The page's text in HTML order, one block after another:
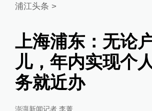
浦江头条 >
上海浦东：无论
儿，年内实现个
务就近办
澎湃新闻记者 李菁